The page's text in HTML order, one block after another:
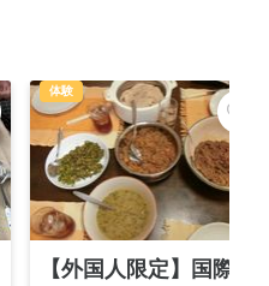
体験